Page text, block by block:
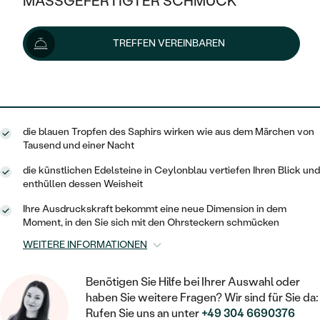
KLASSISCH
V-FORM
VINTAGE
AUSSERGEWÖHNLICHE
VON HAND GRAVIERTE
MIT MEHREREN DIAMANTEN
HALO
VINTAGE
GESTALTE EINEN RING
DIAMANTEN ZUM EINFASSEN
AUSVERKAUF
WENN SCHMUCK HILFT
NACH TYP
OHRRINGE
RINGE
ANHÄNGER / KETTEN
ARMBÄNDER
SCHMUCKSET
HERRENSCHMUCK
PLATIN
OHRSTECKER
MINIMALISTISCHE
OHRHÄNGER
HERZ
GOLD
SILBER
NACH STYL
SOLITÄR
ZUR GEBURT EINES KINDES
PERSONALISIERT
MIT STERNZEICHEN
MINIMALISTISCH
AUSVERKAUF
GOLD
SILBER
PLATIN
NACH STYL
MEMOIRE
MINIMALISTISCHE
TREFFEN VEREINBAREN
101 €
Lieferoptionen
die blauen Tropfen des Saphirs wirken wie aus dem Märchen von
Tausend und einer Nacht
die künstlichen Edelsteine in Ceylonblau vertiefen Ihren Blick und
enthüllen dessen Weisheit
Ihre Ausdruckskraft bekommt eine neue Dimension in dem
Moment, in den Sie sich mit den Ohrsteckern schmücken
WEITERE INFORMATIONEN
Benötigen Sie Hilfe bei Ihrer Auswahl oder
haben Sie weitere Fragen? Wir sind für Sie da:
Rufen Sie uns an unter+49 304 6690376